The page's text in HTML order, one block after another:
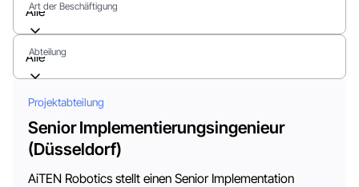
Art der Beschäftigung
Alle
Abteilung
Alle
Projektabteilung
Senior Implementierungsingenieur
(Düsseldorf)
AiTEN Robotics stellt einen Senior Implementation